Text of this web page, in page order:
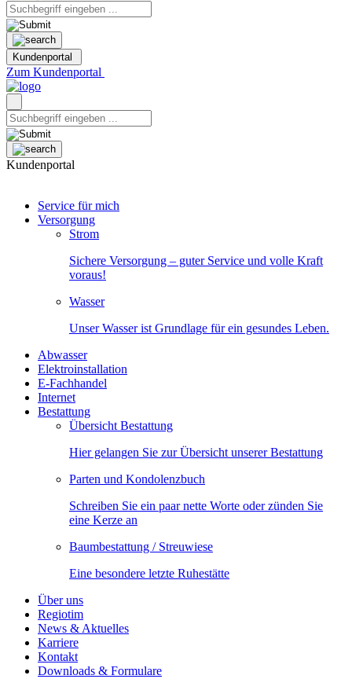
Kundenportal
Zum Kundenportal
Kundenportal
Service für mich
Versorgung
Strom
Sichere Versorgung – guter Service und volle Kraft
voraus!
Wasser
Unser Wasser ist Grundlage für ein gesundes Leben.
Abwasser
Elektroinstallation
E-Fachhandel
Internet
Bestattung
Übersicht Bestattung
Hier gelangen Sie zur Übersicht unserer Bestattung
Parten und Kondolenzbuch
Schreiben Sie ein paar nette Worte oder zünden Sie
eine Kerze an
Baumbestattung / Streuwiese
Eine besondere letzte Ruhestätte
Über uns
Regiotim
News & Aktuelles
Karriere
Kontakt
Downloads & Formulare